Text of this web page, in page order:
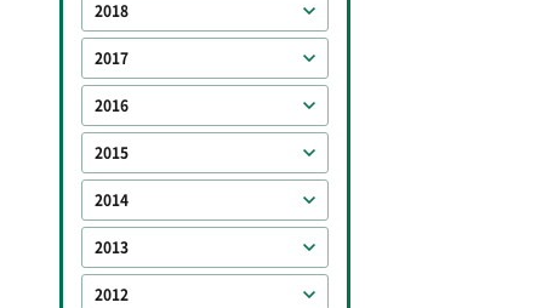
2018
2017
2016
2015
2014
2013
2012